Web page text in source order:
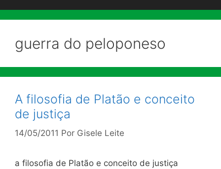
guerra do peloponeso
A filosofia de Platão e conceito
de justiça
14/05/2011 Por Gisele Leite
a filosofia de Platão e conceito de justiça